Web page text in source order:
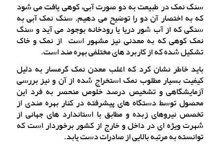
سنگ نمک در طبیعت به دو صورت آبی، کوهی یافت می شود
که به اختصار آن دو را توضیح می دهیم. سنگ نمک آبی به
سنگی که ‌از آب شور دریا یا رودخانه بوجود می آید و سنگ‌
نمک‌ کوهی که به معدنی نیز مشهور است از نمک و خاک
تشکیل شده که از کاربرد های مختلفی بهره مند است.
باید خاطر نشان کرد که اغلب معدن نمک گرمسار به دلیل
کیفیت بسیار مطلوب نمک استخراج شده از آن و نیز بررسی
آزمایشگاهی و تشخیص درصد خلوص منحصر به فرد این
محصول توسط دستگاه های پیشرفته در کنار بهره مندی از
تخصص نیروهای زبده و مطابق با استاندارد های جهانی از
شهرت ویژه ای در داخل و خارج از کشور برخوردار است که
توانسته به مرتبه بالایی از صادرات دست یابد.